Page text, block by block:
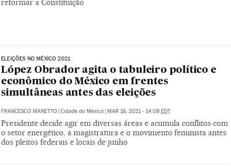
reformar a Constituição
ELEIÇÕES NO MÉXICO 2021
López Obrador agita o tabuleiro político e
econômico do México em frentes
simultâneas antes das eleições
FRANCESCO MANETTO Cidade do México MAR 18, 2021 - 14:08 EDT
Presidente decide agir em diversas áreas e acumula conflitos com
o setor energético, a magistratura e o movimento feminista antes
dos pleitos federais e locais de junho